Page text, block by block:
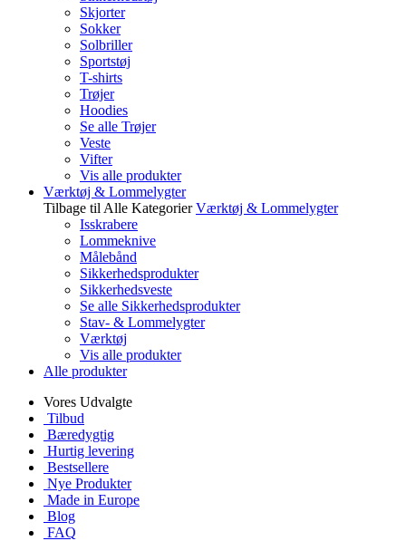
Skjorter
Sokker
Solbriller
Sportstøj
T-shirts
Trøjer
Hoodies
Se alle Trøjer
Veste
Vifter
Vis alle produkter
Værktøj & Lommelygter
Tilbage til Alle Kategorier Værktøj & Lommelygter
Isskrabere
Lommeknive
Målebånd
Sikkerhedsprodukter
Sikkerhedsveste
Se alle Sikkerhedsprodukter
Stav- & Lommelygter
Værktøj
Vis alle produkter
Alle produkter
Vores Udvalgte
Tilbud
Bæredygtig
Hurtig levering
Bestsellere
Nye Produkter
Made in Europe
Blog
FAQ